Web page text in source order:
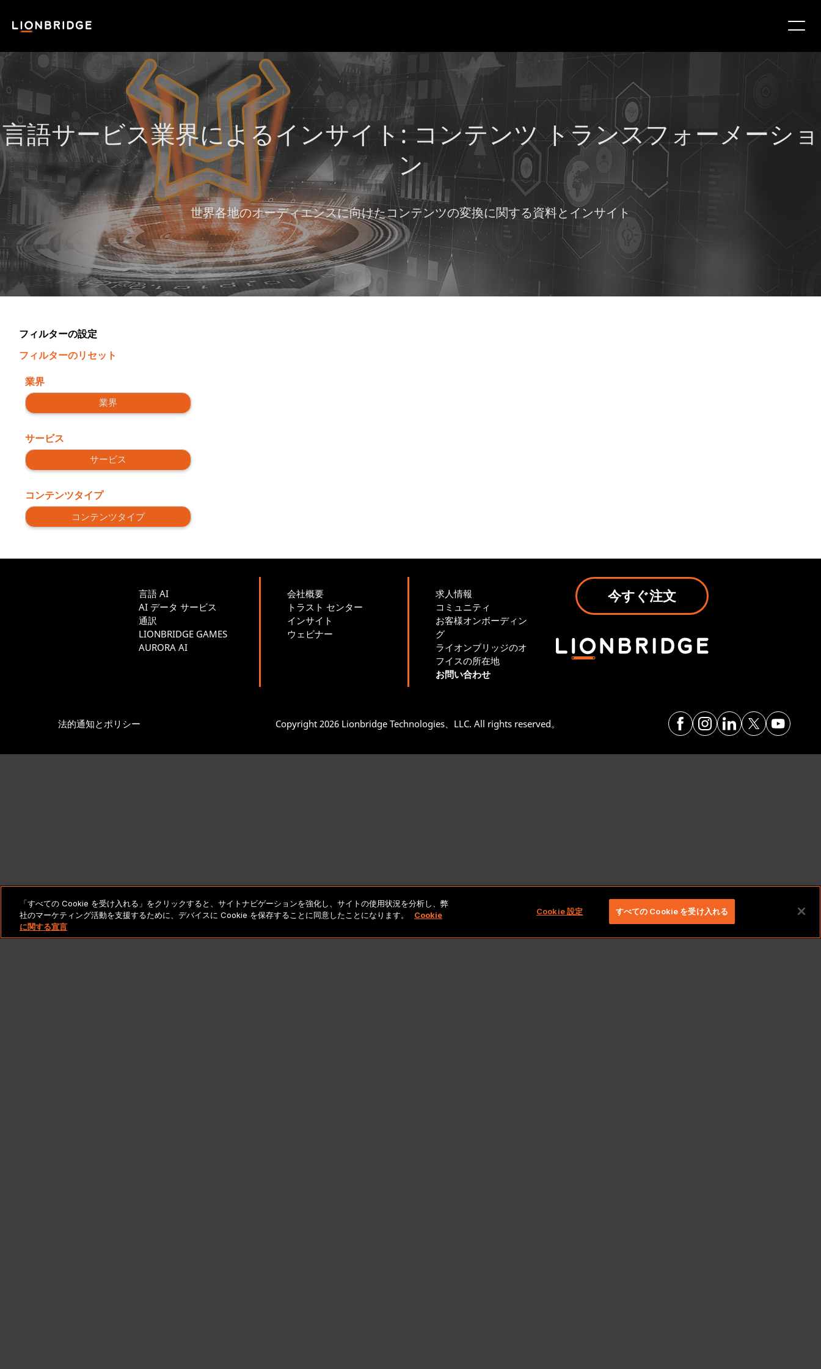
言語サービス業界によるインサイト: コンテンツ トランスフォーメーショ
ン
世界各地のオーディエンスに向けたコンテンツの変換に関する資料とインサイト
フィルターの設定
フィルターのリセット
業界
業界
サービス
サービス
コンテンツタイプ
コンテンツタイプ
言語 AI
AI データ サービス
通訳
LIONBRIDGE GAMES
AURORA AI
会社概要
トラスト センター
インサイト
ウェビナー
求人情報
コミュニティ
お客様オンボーディン
グ
ライオンブリッジのオ
フイスの所在地
お問い合わせ
今すぐ注文
法的通知とポリシー Copyright 2026 Lionbridge Technologies、LLC. All rights reserved。
「すべての Cookie を受け入れる」をクリックすると、サイトナビゲーションを強化し、サイトの使用状況を分析し、弊
社のマーケティング活動を支援するために、デバイスに Cookie を保存することに同意したことになります。
Cookie
に関する宣言
Cookie 設定 すべての Cookie を受け入れる